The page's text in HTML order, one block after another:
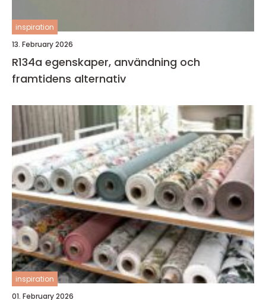
inspiration
13. February 2026
R134a egenskaper, användning och
framtidens alternativ
inspiration
01. February 2026